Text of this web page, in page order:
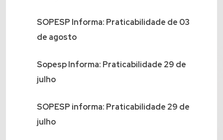
SOPESP Informa: Praticabilidade de 03
de agosto
Sopesp Informa: Praticabilidade 29 de
julho
SOPESP informa: Praticabilidade 29 de
julho